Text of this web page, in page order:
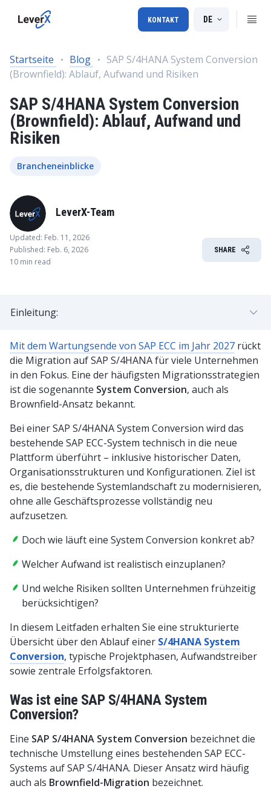
DE
KONTAKT
Startseite Blog
SAP S/4HANA System Conversion
(Brownfield): Ablauf, Aufwand und Risiken
SAP S/4HANA System Conversion
(Brownfield): Ablauf, Aufwand und
Risiken
Brancheneinblicke
LeverX-Team
Updated: Feb. 11, 2026
Published: Feb. 6, 2026
10 min read
SHARE
Mit dem Wartungsende von SAP ECC im Jahr 2027 rückt
die Migration auf SAP S/4HANA für viele Unternehmen
in den Fokus. Eine der häufigsten Migrationsstrategien
ist die sogenannte System Conversion, auch als
Brownfield-Ansatz bekannt.
Bei einer SAP S/4HANA System Conversion wird das
bestehende SAP ECC-System technisch in die neue
Plattform überführt – inklusive historischer Daten,
Organisationsstrukturen und Konfigurationen. Ziel ist
es, die bestehende Systemlandschaft zu modernisieren,
ohne alle Geschäftsprozesse vollständig neu
aufzusetzen.
Doch wie läuft eine System Conversion konkret ab?
Welcher Aufwand ist realistisch einzuplanen?
Und welche Risiken sollten Unternehmen frühzeitig
berücksichtigen?
In diesem Leitfaden erhalten Sie eine strukturierte
Übersicht über den Ablauf einer S/4HANA System
Conversion, typische Projektphasen, Aufwandstreiber
sowie zentrale Erfolgsfaktoren.
Was ist eine SAP S/4HANA System
Conversion?
Eine SAP S/4HANA System Conversion bezeichnet die
technische Umstellung eines bestehenden SAP ECC-
Systems auf SAP S/4HANA. Dieser Ansatz wird häufig
auch als Brownfield-Migration bezeichnet.
Einleitung: